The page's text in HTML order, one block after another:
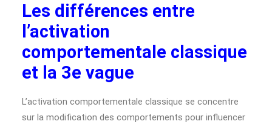
Les différences entre
l’activation
comportementale classique
et la 3e vague
L’activation comportementale classique se concentre
sur la modification des comportements pour influencer